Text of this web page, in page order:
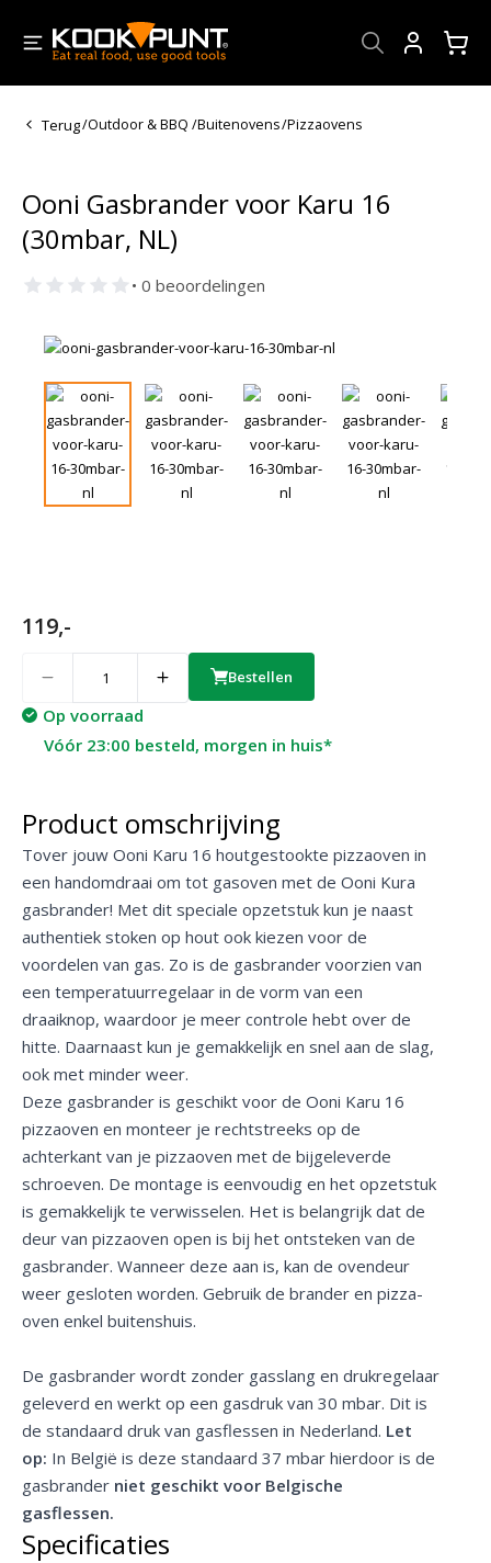
Terug/Outdoor & BBQ /Buitenovens/Pizzaovens
Ooni Gasbrander voor Karu 16
(30mbar, NL)
• 0 beoordelingen
119,-
Bestellen
Op voorraad
Vóór 23:00 besteld, morgen in huis*
Product omschrijving
Tover jouw Ooni Karu 16 houtgestookte pizzaoven in
een handomdraai om tot gasoven met de Ooni Kura
gasbrander! Met dit speciale opzetstuk kun je naast
authentiek stoken op hout ook kiezen voor de
voordelen van gas. Zo is de gasbrander voorzien van
een temperatuurregelaar in de vorm van een
draaiknop, waardoor je meer controle hebt over de
hitte. Daarnaast kun je gemakkelijk en snel aan de slag,
ook met minder weer.
Deze gasbrander is geschikt voor de Ooni Karu 16
pizzaoven en monteer je rechtstreeks op de
achterkant van je pizzaoven met de bijgeleverde
schroeven. De montage is eenvoudig en het opzetstuk
is gemakkelijk te verwisselen. Het is belangrijk dat de
deur van pizzaoven open is bij het ontsteken van de
gasbrander. Wanneer deze aan is, kan de ovendeur
weer gesloten worden. Gebruik de brander en pizza-
oven enkel buitenshuis.
De gasbrander wordt zonder gasslang en drukregelaar
geleverd en werkt op een gasdruk van 30 mbar. Dit is
de standaard druk van gasflessen in Nederland. Let
op: In België is deze standaard 37 mbar hierdoor is de
gasbrander niet geschikt voor Belgische
gasflessen.
Specificaties